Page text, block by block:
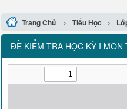
Trang Chủ › Tiểu Học ›
ĐỀ KIỂM TRA HỌC KỲ I MÔN